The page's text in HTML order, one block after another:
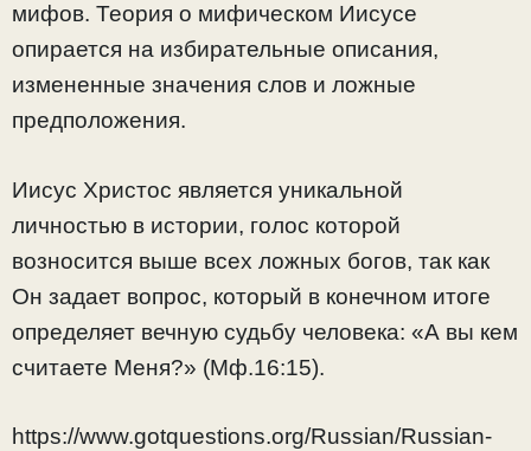
мифов. Теория о мифическом Иисусе
опирается на избирательные описания,
измененные значения слов и ложные
предположения.
Иисус Христос является уникальной
личностью в истории, голос которой
возносится выше всех ложных богов, так как
Он задает вопрос, который в конечном итоге
определяет вечную судьбу человека: «А вы кем
считаете Меня?» (Мф.16:15).
https://www.gotquestions.org/Russian/Russian-